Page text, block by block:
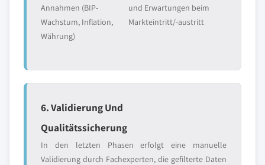
Annahmen (BIP-
Wachstum, Inflation,
Währung)
und Erwartungen beim
Markteintritt/-austritt
6. Validierung Und
Qualitätssicherung
In den letzten Phasen erfolgt eine manuelle
Validierung durch Fachexperten, die gefilterte Daten